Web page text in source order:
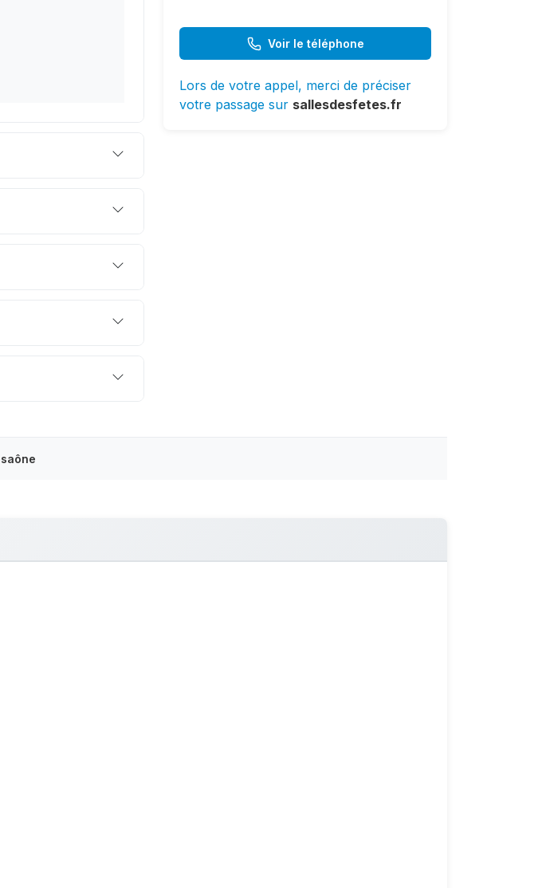
Voir le téléphone
Lors de votre appel, merci de préciser
votre passage sur sallesdesfetes.fr